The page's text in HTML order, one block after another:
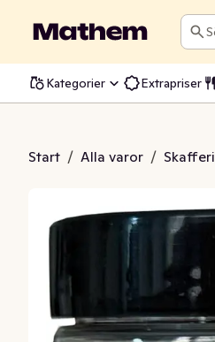
Sök
Kategorier Extrapriser
Start / Alla varor / Skafferi
EKO